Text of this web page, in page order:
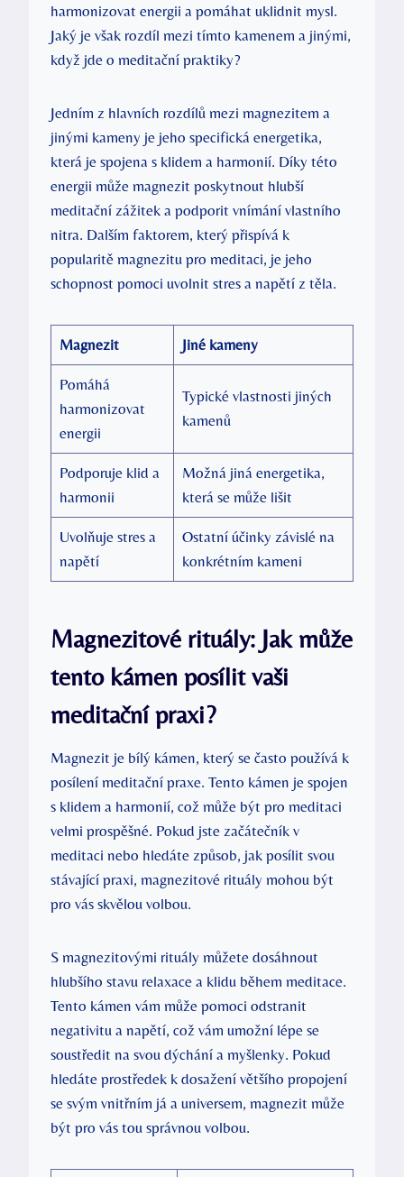
harmonizovat energii a pomáhat uklidnit mysl.
Jaký je však rozdíl mezi tímto kamenem a jinými,
když jde o meditační praktiky?
Jedním z hlavních rozdílů mezi magnezitem a
jinými kameny je jeho specifická energetika,
která je spojena s klidem a harmonií. Díky této
energii může magnezit poskytnout hlubší
meditační zážitek a podporit vnímání vlastního
nitra. Dalším faktorem, který přispívá k
popularitě magnezitu pro meditaci, je jeho
schopnost pomoci uvolnit stres a napětí z těla.
Magnezit Jiné kameny
Pomáhá
harmonizovat
energii
Typické vlastnosti jiných
kamenů
Podporuje klid a
harmonii
Možná jiná energetika,
která se může lišit
Uvolňuje stres a
napětí
Ostatní účinky závislé na
konkrétním kameni
Magnezitové rituály: Jak může
tento kámen posílit vaši
meditační praxi?
Magnezit je bílý kámen, který se často používá k
posílení meditační praxe. Tento kámen je spojen
s klidem a harmonií, což může být pro meditaci
velmi prospěšné. Pokud jste začátečník v
meditaci nebo hledáte způsob, jak posílit svou
stávající praxi, magnezitové rituály mohou být
pro vás skvělou volbou.
S magnezitovými rituály můžete dosáhnout
hlubšího stavu relaxace a klidu během meditace.
Tento kámen vám může pomoci odstranit
negativitu a napětí, což vám umožní lépe se
soustředit na svou dýchání a myšlenky. Pokud
hledáte prostředek k dosažení většího propojení
se svým vnitřním já a universem, magnezit může
být pro vás tou správnou volbou.